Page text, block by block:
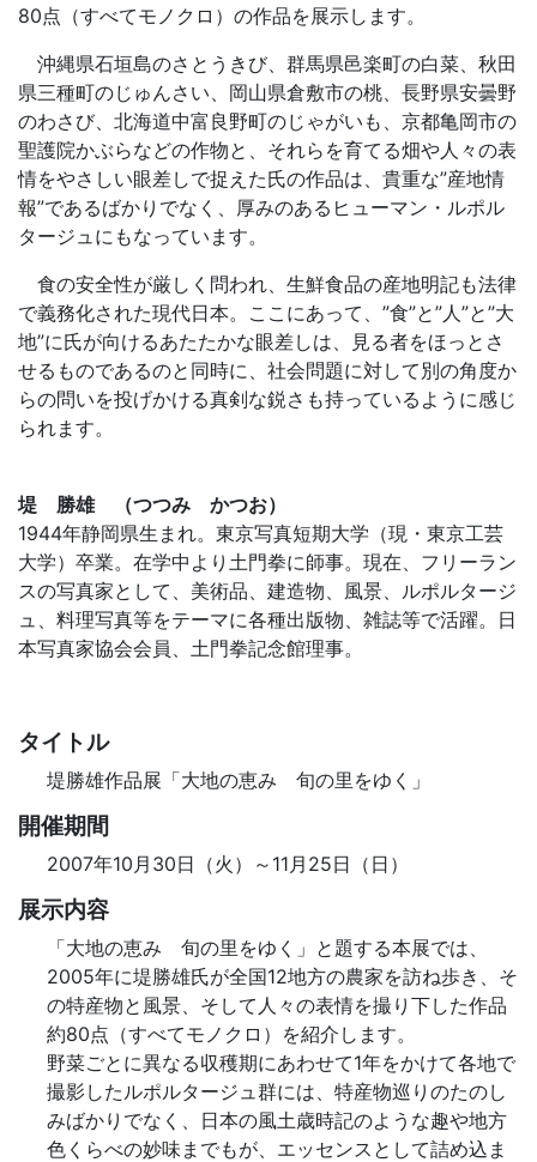
80点（すべてモノクロ）の作品を展示します。
沖縄県石垣島のさとうきび、群馬県邑楽町の白菜、秋田
県三種町のじゅんさい、岡山県倉敷市の桃、長野県安曇野
のわさび、北海道中富良野町のじゃがいも、京都亀岡市の
聖護院かぶらなどの作物と、それらを育てる畑や人々の表
情をやさしい眼差しで捉えた氏の作品は、貴重な”産地情
報”であるばかりでなく、厚みのあるヒューマン・ルポル
タージュにもなっています。
食の安全性が厳しく問われ、生鮮食品の産地明記も法律
で義務化された現代日本。ここにあって、”食”と”人”と”大
地”に氏が向けるあたたかな眼差しは、見る者をほっとさ
せるものであるのと同時に、社会問題に対して別の角度か
らの問いを投げかける真剣な鋭さも持っているように感じ
られます。
堤 勝雄 （つつみ かつお）
1944年静岡県生まれ。東京写真短期大学（現・東京工芸
大学）卒業。在学中より土門拳に師事。現在、フリーラン
スの写真家として、美術品、建造物、風景、ルポルタージ
ュ、料理写真等をテーマに各種出版物、雑誌等で活躍。日
本写真家協会会員、土門拳記念館理事。
タイトル
堤勝雄作品展「大地の恵み 旬の里をゆく」
開催期間
2007年10月30日（火）～11月25日（日）
展示内容
「大地の恵み 旬の里をゆく」と題する本展では、
2005年に堤勝雄氏が全国12地方の農家を訪ね歩き、そ
の特産物と風景、そして人々の表情を撮り下した作品
約80点（すべてモノクロ）を紹介します。
野菜ごとに異なる収穫期にあわせて1年をかけて各地で
撮影したルポルタージュ群には、特産物巡りのたのし
みばかりでなく、日本の風土歳時記のような趣や地方
色くらべの妙味までもが、エッセンスとして詰め込ま